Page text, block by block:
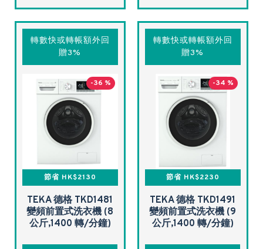
轉數快或轉帳額外回
贈3%
-36 %
節省 HK$2130
TEKA 德格 TKD1481
變頻前置式洗衣機 (8
公斤,1400 轉/分鐘)
轉數快或轉帳額外回
贈3%
-34 %
節省 HK$2230
TEKA 德格 TKD1491
變頻前置式洗衣機 (9
公斤,1400 轉/分鐘)